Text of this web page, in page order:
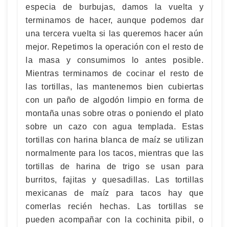
especia de burbujas, damos la vuelta y
terminamos de hacer, aunque podemos dar
una tercera vuelta si las queremos hacer aún
mejor. Repetimos la operación con el resto de
la masa y consumimos lo antes posible.
Mientras terminamos de cocinar el resto de
las tortillas, las mantenemos bien cubiertas
con un paño de algodón limpio en forma de
montaña unas sobre otras o poniendo el plato
sobre un cazo con agua templada. Estas
tortillas con harina blanca de maíz se utilizan
normalmente para los tacos, mientras que las
tortillas de harina de trigo se usan para
burritos, fajitas y quesadillas. Las tortillas
mexicanas de maíz para tacos hay que
comerlas recién hechas. Las tortillas se
pueden acompañar con la cochinita pibil, o